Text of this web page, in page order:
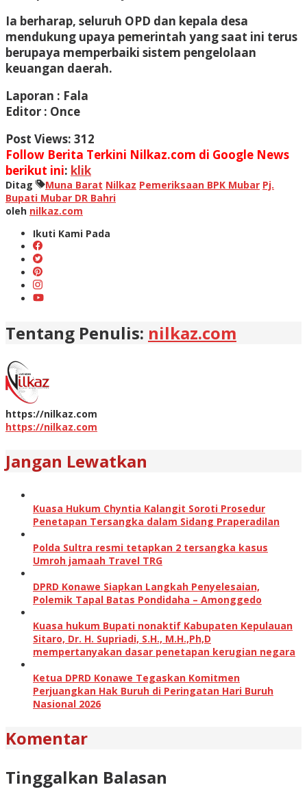
Ia berharap, seluruh OPD dan kepala desa
mendukung upaya pemerintah yang saat ini terus
berupaya memperbaiki sistem pengelolaan
keuangan daerah.
Laporan : Fala
Editor : Once
Post Views: 312
Follow Berita Terkini Nilkaz.com di Google News
berikut ini: klik
Ditag Muna Barat Nilkaz Pemeriksaan BPK Mubar Pj.
Bupati Mubar DR Bahri
oleh nilkaz.com
Ikuti Kami Pada
Tentang Penulis: nilkaz.com
https://nilkaz.com
https://nilkaz.com
Jangan Lewatkan
Kuasa Hukum Chyntia Kalangit Soroti Prosedur
Penetapan Tersangka dalam Sidang Praperadilan
Polda Sultra resmi tetapkan 2 tersangka kasus
Umroh jamaah Travel TRG
DPRD Konawe Siapkan Langkah Penyelesaian,
Polemik Tapal Batas Pondidaha – Amonggedo
Kuasa hukum Bupati nonaktif Kabupaten Kepulauan
Sitaro, Dr. H. Supriadi, S.H., M.H.,Ph,D
mempertanyakan dasar penetapan kerugian negara
Ketua DPRD Konawe Tegaskan Komitmen
Perjuangkan Hak Buruh di Peringatan Hari Buruh
Nasional 2026
Komentar
Tinggalkan Balasan